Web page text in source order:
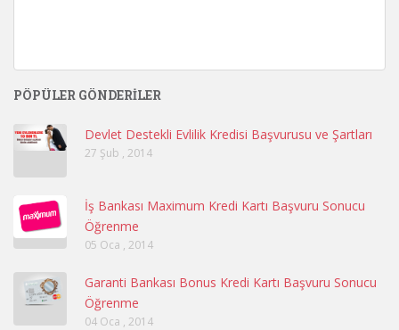
PÖPÜLER GÖNDERILER
Devlet Destekli Evlilik Kredisi Başvurusu ve Şartları
27 Şub , 2014
İş Bankası Maximum Kredi Kartı Başvuru Sonucu
Öğrenme
05 Oca , 2014
Garanti Bankası Bonus Kredi Kartı Başvuru Sonucu
Öğrenme
04 Oca , 2014